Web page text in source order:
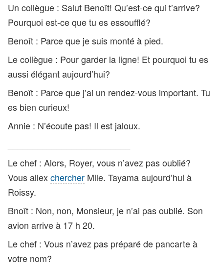
Un collègue : Salut Benoît! Qu’est-ce qui t’arrive?
Pourquoi est-ce que tu es essoufflé?
Benoît : Parce que je suis monté à pied.
Le collègue : Pour garder la ligne! Et pourquoi tu es
aussi élégant aujourd’hui?
Benoît : Parce que j’ai un rendez-vous important. Tu
es bien curieux!
Annie : N’écoute pas! Il est jaloux.
Le chef : Alors, Royer, vous n’avez pas oublié?
Vous allexchercher Mlle. Tayama aujourd’hui à
Roissy.
Bnoît : Non, non, Monsieur, je n’ai pas oublié. Son
avion arrive à 17 h 20.
Le chef : Vous n’avez pas préparé de pancarte à
votre nom?